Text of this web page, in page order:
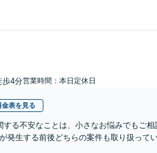
歩4分営業時間：本日定休日
金表を見る
する不安なことは、小さなお悩みでもご
生する前後どちらの案件も取り扱って